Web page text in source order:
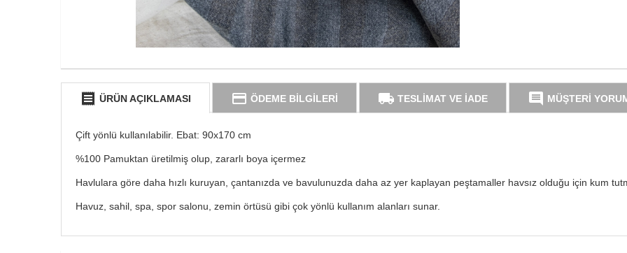
receipt ÜRÜN AÇIKLAMASI credit_card ÖDEME BİLGİLERİ local_shipping TESLİMAT VE İADE comment MÜŞTERİ
Çift yönlü kullanılabilir. Ebat: 90x170 cm
%100 Pamuktan üretilmiş olup, zararlı boya içermez
Havlulara göre daha hızlı kuruyan, çantanızda ve bavulunuzda daha az yer kaplayan peştamaller havsız olduğu için kum
Havuz, sahil, spa, spor salonu, zemin örtüsü gibi çok yönlü kullanım alanları sunar.